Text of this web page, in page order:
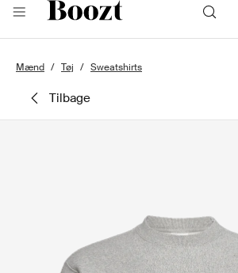
Mænd Tøj Sweatshirts
tilbage